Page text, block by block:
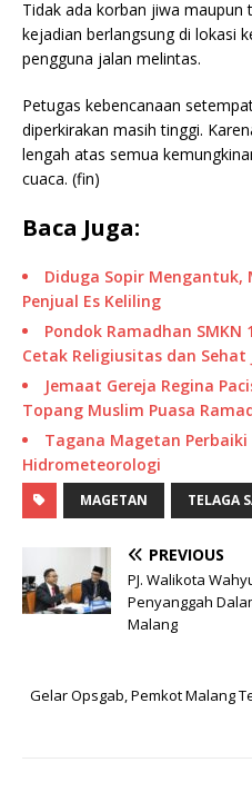
Tidak ada korban jiwa maupun
kejadian berlangsung di lokasi
pengguna jalan melintas.
Petugas kebencanaan
diperkirakan masih tinggi.
lengah atas semua
cuaca. (fin)
Baca Juga:
Diduga Sopir Mengantuk,
Penjual Es Keliling
Pondok Ramadhan
Cetak Religiusitas dan Sehat
Jemaat Gereja Regina
Topang Muslim Puasa
Tagana Magetan
Hidrometeorologi
MAGETAN TELAGA
PREVIOUS
PJ. Walikota
Penyanggah
Malang
Gelar Opsgab, Pemkot Malang